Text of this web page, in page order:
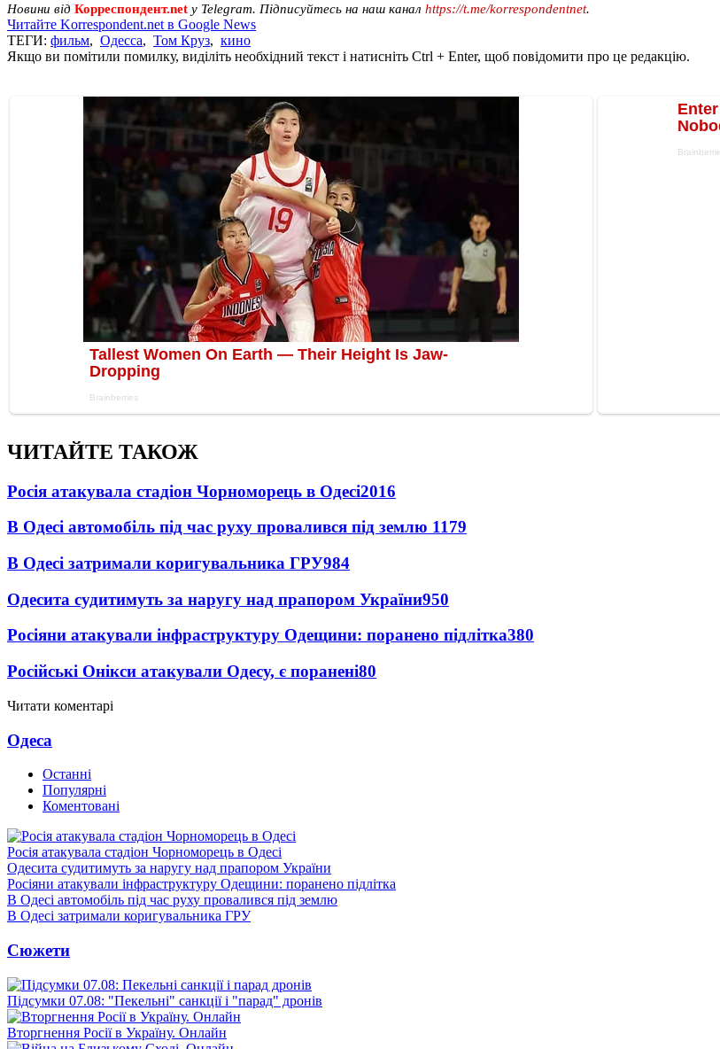
Новини від Корреспондент.net у Telegram. Підписуйтесь на наш канал https://t.me/korrespondentnet.
Читайте Korrespondent.net в Google News
ТЕГИ: фильм, Одесса, Том Круз, кино
Якщо ви помітили помилку, виділіть необхідний текст і натисніть Ctrl + Enter, щоб повідомити про це редакцію.
ЧИТАЙТЕ ТАКОЖ
Росія атакувала стадіон Чорноморець в Одесі2016
В Одесі автомобіль під час руху провалився під землю 1179
В Одесі затримали коригувальника ГРУ984
Одесита судитимуть за наругу над прапором України950
Росіяни атакували інфраструктуру Одещини: поранено підлітка380
Російські Онікси атакували Одесу, є поранені80
Читати коментарі
Одеса
Останні
Популярні
Коментовані
Росія атакувала стадіон Чорноморець в Одесі
Одесита судитимуть за наругу над прапором України
Росіяни атакували інфраструктуру Одещини: поранено підлітка
В Одесі автомобіль під час руху провалився під землю
В Одесі затримали коригувальника ГРУ
Сюжети
Підсумки 07.08: "Пекельні" санкції і "парад" дронів
Вторгнення Росії в Україну. Онлайн